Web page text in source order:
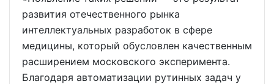
развития отечественного рынка
интеллектуальных разработок в сфере
медицины, который обусловлен качественным
расширением московского эксперимента.
Благодаря автоматизации рутинных задач у